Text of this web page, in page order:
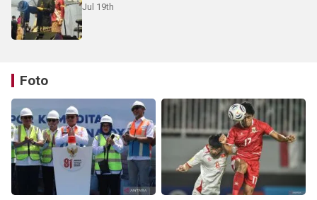
Jul 19th
Foto